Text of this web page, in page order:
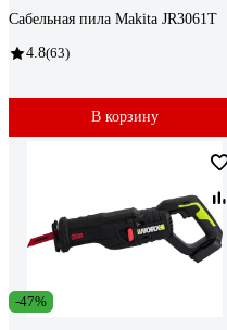
Сабельная пила Makita JR3061T
4.8(63)
В корзину
-47%